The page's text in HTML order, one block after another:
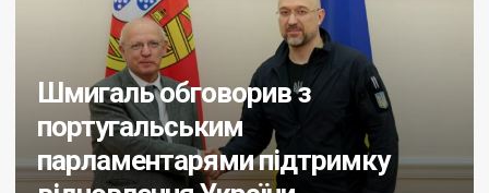
Шмигаль обговорив з
португальським
парламентарями підтримку